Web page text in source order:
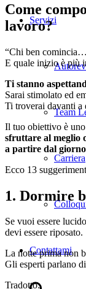
Servizi
Team
Carriera
Contattami
Come
lavoro?
“Chi ben
E quale inizio è più
Ti stanno
Sarai stimolato ed
Ti troverai davanti
Il tuo obiettivo è
sfruttare al meglio
a partire dal
Ecco 13
1. Dormire
Se vuoi essere
devi essere riposato.
La notte prima non
Gli esperti parlano
Tradotto: